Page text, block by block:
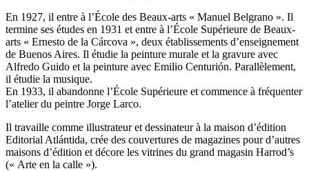
En 1927, il entre à l’École des Beaux-arts « Manuel Belgrano ». Il
termine ses études en 1931 et entre à l’École Supérieure de Beaux-
arts « Ernesto de la Cárcova », deux établissements d’enseignement
de Buenos Aires. Il étudie la peinture murale et la gravure avec
Alfredo Guido et la peinture avec Emilio Centurión. Parallèlement,
il étudie la musique.
En 1933, il abandonne l’École Supérieure et commence à fréquenter
l’atelier du peintre Jorge Larco.
Il travaille comme illustrateur et dessinateur à la maison d’édition
Editorial Atlántida, crée des couvertures de magazines pour d’autres
maisons d’édition et décore les vitrines du grand magasin Harrod’s
(« Arte en la calle »).